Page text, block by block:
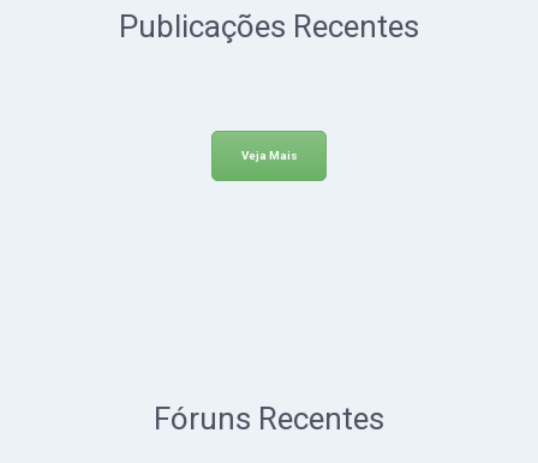
Publicações Recentes
Veja Mais
Fóruns Recentes